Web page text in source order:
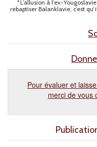
*L’allusion à l’ex-
rebaptiser Balanklavie, c’est
Pour évaluer et
merci de vous